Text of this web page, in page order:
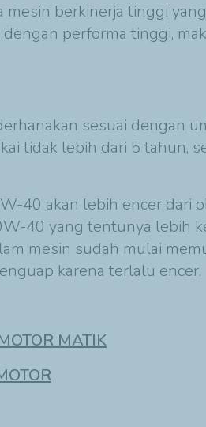
berkinerja tinggi
performa tinggi,
sesuai dengan
tidak lebih dari 5 tahun,
40 akan lebih encer dari
40 yang tentunya lebih
mesin sudah mulai
karena terlalu encer.
MATIK